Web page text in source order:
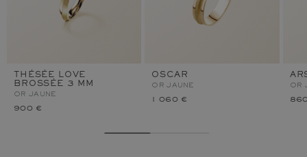
THÉSÉE LOVE
BROSSÉE 3 MM
OR JAUNE
900 €
OSCAR
OR JAUNE
1 060 €
OR